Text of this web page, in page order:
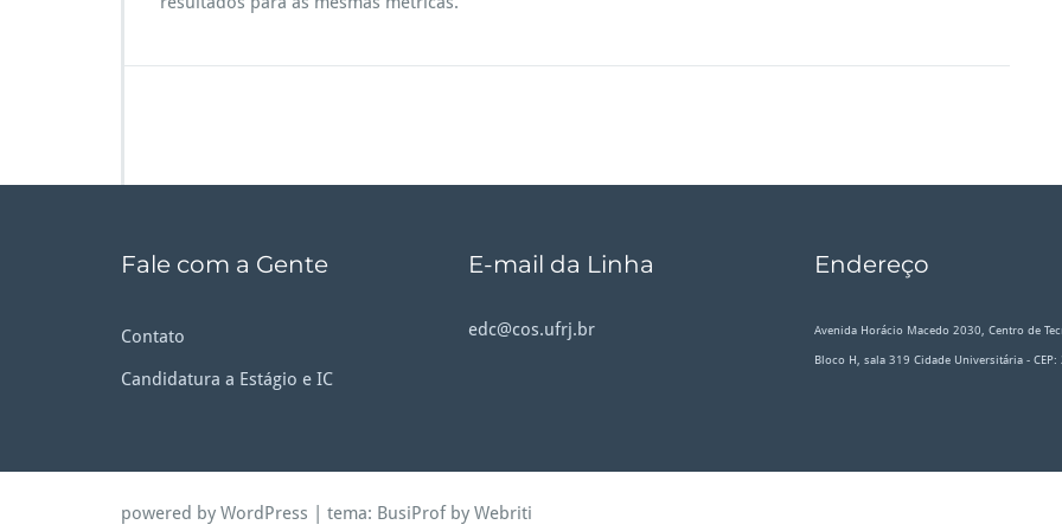
Fale com a Gente
Contato
Candidatura a Estágio e IC
E-mail da Linha
edc@cos.ufrj.br
Endereço
Avenida Horácio Macedo 2030, Centro de
Bloco H, sala 319 Cidade Universitária -
powered by WordPress | tema: BusiProfby Webriti